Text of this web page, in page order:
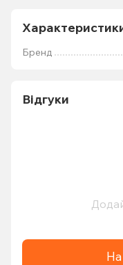
Бренд
Відгуки